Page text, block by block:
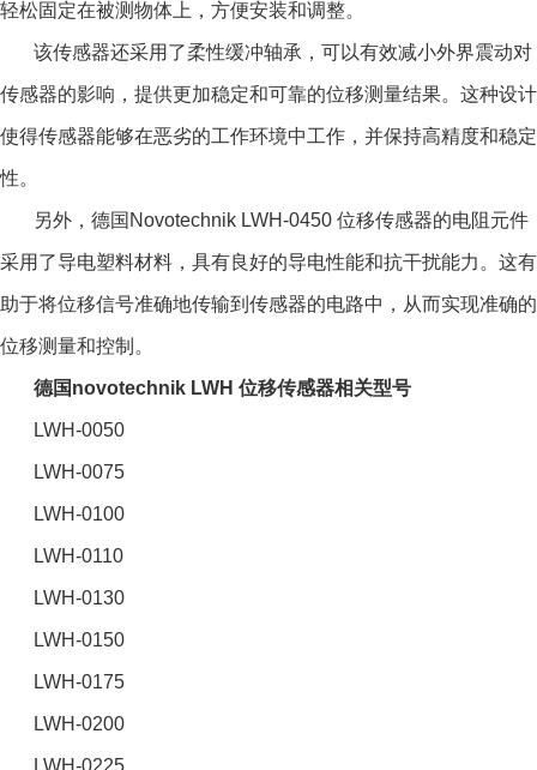
轻松固定在被测物体上，方便安装和调整。
该传感器还采用了柔性缓冲轴承，可以有效减小外界震动对
传感器的影响，提供更加稳定和可靠的位移测量结果。这种设计
使得传感器能够在恶劣的工作环境中工作，并保持高精度和稳定
性。
另外，德国Novotechnik LWH-0450 位移传感器的电阻元件
采用了导电塑料材料，具有良好的导电性能和抗干扰能力。这有
助于将位移信号准确地传输到传感器的电路中，从而实现准确的
位移测量和控制。
德国novotechnik LWH 位移传感器相关型号
LWH-0050
LWH-0075
LWH-0100
LWH-0110
LWH-0130
LWH-0150
LWH-0175
LWH-0200
LWH-0225